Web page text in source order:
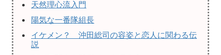
天然理心流入門
陽気な一番隊組長
イケメン？ 沖田総司の容姿と恋人に関わる伝
説